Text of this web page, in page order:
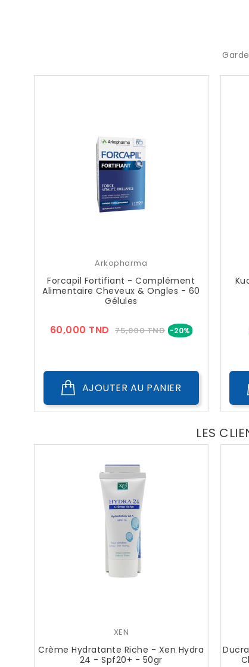
Arkopharma
Forcapil Fortifiant - Complément
Alimentaire Cheveux & Ongles - 60
Gélules
60,000 TND Prix
75,000 TND -20% Prix
AJOUTER AU PANIER
LES
XEN
Crème Hydratante Riche - Xen Hydra
24 - Spf20+ - 50gr